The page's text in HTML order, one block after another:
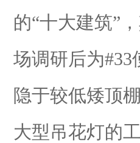
的“十大建筑”
场调研后为#33
隐于较低矮顶
大型吊花灯的